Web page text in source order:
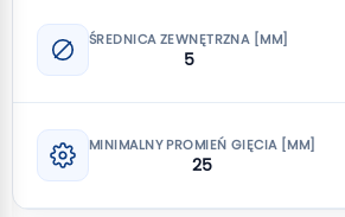
ŚREDNICA ZEWNĘTRZNA [MM]
5
MINIMALNY PROMIEŃ GIĘCIA [MM]
25